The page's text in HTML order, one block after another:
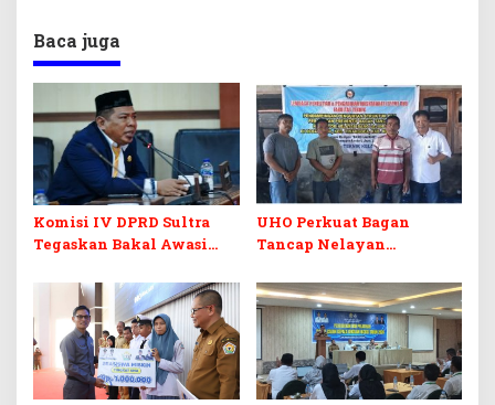
Baca juga
Komisi IV DPRD Sultra
Tegaskan Bakal Awasi
Ancam Tindak Sekolah
yang Menyimpang
UHO Perkuat Bagan
Tancap Nelayan